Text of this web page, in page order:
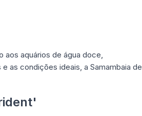
aos aquários de água doce,
as condições ideais, a Samambaia de